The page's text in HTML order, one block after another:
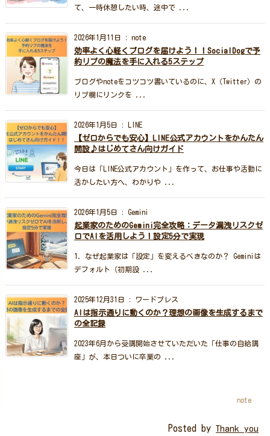
て、一時休憩したい時、途中で ...
2026年1月11日 : note
効率よく心軽くブログを届けよう！！SocialDogで予
約リプの魔法を手に入れる5ステップ
ブログやnoteをコツコツ書いているのに、X（Twitter）の
リプ欄にリンクを ...
2026年1月5日 : LINE
【ゼロからでも安心】LINE公式アカウントをかんたん
開設♪はじめてさん向けガイド
今日は「LINE公式アカウント」を作って、お仕事や活動に
活かしたい方へ、わかりや ...
2026年1月5日 : Gemini
起業家のためのGemini完全攻略：データ漏洩リスクゼ
ロでAIを活用しよう！設定5分で実現
1. なぜ起業家は「設定」を変えるべきなのか？ Geminiは
デフォルト（初期設 ...
2025年12月31日 : ワードプレス
AIは指示通りに動くのか？理想の画像を生成するまで
の全記録
2023年6月から受講開始させていただいた「仕事の自給講
座」が、本日ついに卒業の ...
note
Posted by Thank you